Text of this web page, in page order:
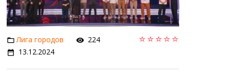
Лига городов
224
13.12.2024